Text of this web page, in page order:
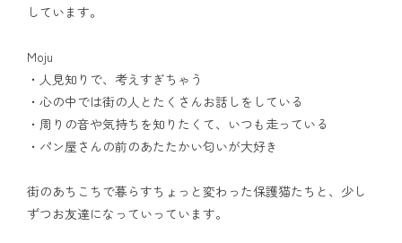
しています。
Moju
・人見知りで、考えすぎちゃう
・心の中では街の人とたくさんお話しをしている
・周りの音や気持ちを知りたくて、いつも走っている
・パン屋さんの前のあたたかい匂いが大好き
街のあちこちで暮らすちょっと変わった保護猫たちと、少し
ずつお友達になっていっています。